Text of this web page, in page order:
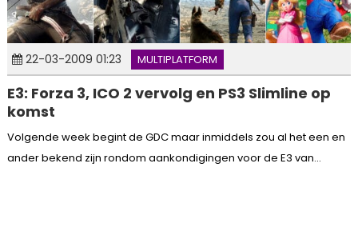
22-03-2009 01:23 MULTIPLATFORM
E3: Forza 3, ICO 2 vervolg en PS3 Slimline op
komst
Volgende week begint de GDC maar inmiddels zou al het een en
ander bekend zijn rondom aankondigingen voor de E3 van...